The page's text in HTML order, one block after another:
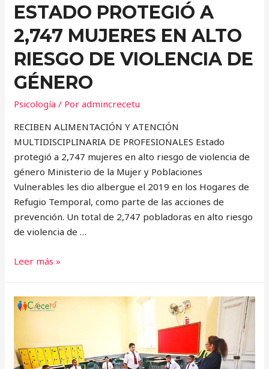
ESTADO PROTEGIÓ A
2,747 MUJERES EN ALTO
RIESGO DE VIOLENCIA DE
GÉNERO
Psicología / Poradmincrecetu
RECIBEN ALIMENTACIÓN Y ATENCIÓN
MULTIDISCIPLINARIA DE PROFESIONALES Estado
protegió a 2,747 mujeres en alto riesgo de violencia de
género Ministerio de la Mujer y Poblaciones
Vulnerables les dio albergue el 2019 en los Hogares de
Refugio Temporal, como parte de las acciones de
prevención. Un total de 2,747 pobladoras en alto riesgo
de violencia de …
ESTADO
2,747
ALTO
RIESGO
Leer más »